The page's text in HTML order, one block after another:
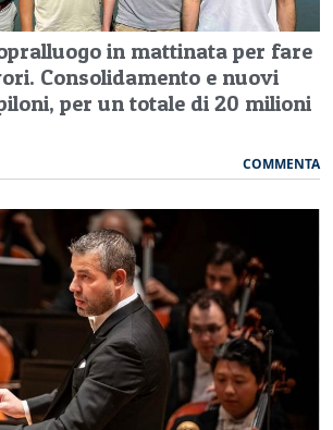
in mattinata per fare
Consolidamento e nuovi
per un totale di 20 milioni
COMMENTA